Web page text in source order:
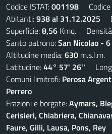
Codice ISTAT:001198 Codice
Abitanti:938 al 31.12.2025
Superficie:8,56 Kmq.
Santo patrono:San Nicolao -
Altitudine media:630 m.s.l.m.
Latitudine:44° 57' 26''
Comuni limitrofi: Perosa
Perrero
Frazioni e borgate:Aymars,
Cerisieri, Chiabriera,
Faure, Gilli, Lausa, Pons, Rey